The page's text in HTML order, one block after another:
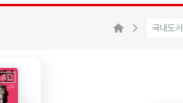
국내도서
AD